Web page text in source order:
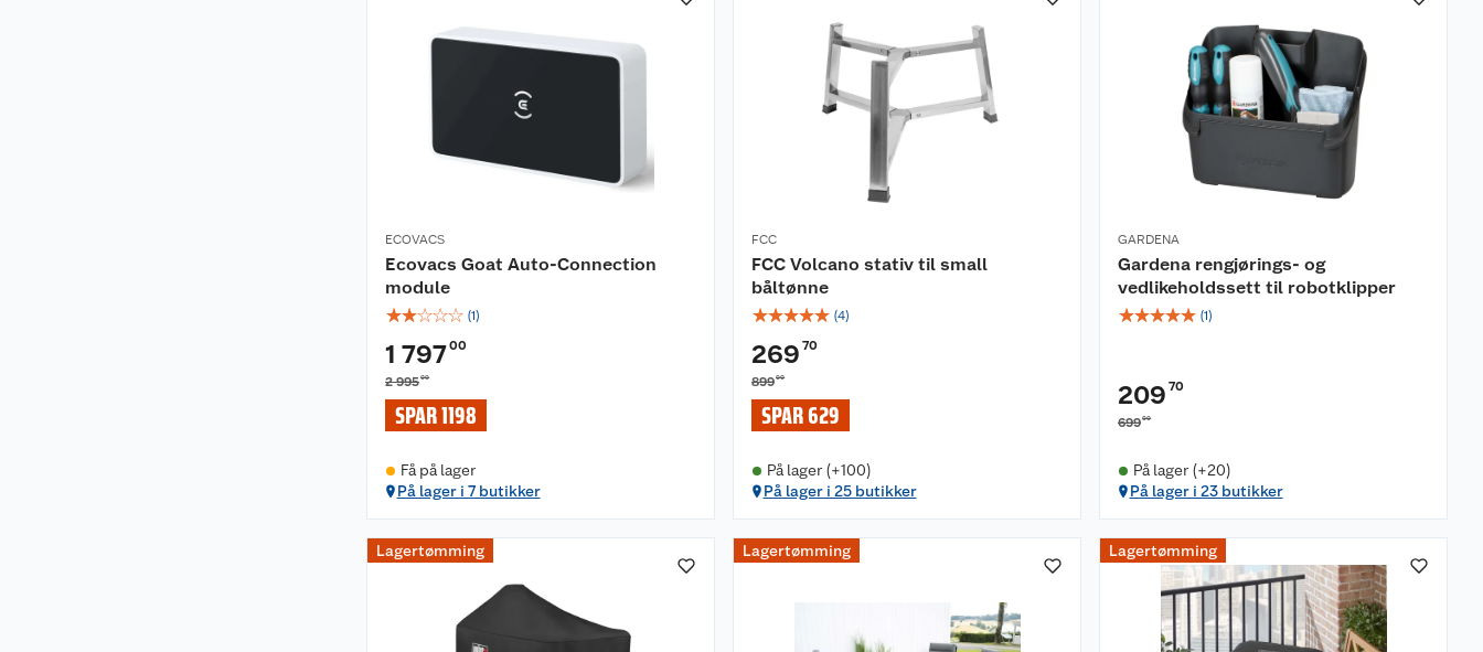
ECOVACS
Ecovacs Goat Auto-Connection
module
☆☆☆☆☆ (1)
1 79700
2 99500
SPAR 1198
Få på lager
På lager i 7 butikker
FCC
FCC Volcano stativ til small
båltønne
☆☆☆☆☆ (4)
269 70
89900
SPAR 629
På lager (+100)
På lager i 25 butikker
GARDENA
Gardena rengjørings- og
vedlikeholdssett til robotklipper
☆☆☆☆☆ (1)
209 70
69900
På lager (+20)
På lager i 23 butikker
Lagertømming Lagertømming Lagertømming